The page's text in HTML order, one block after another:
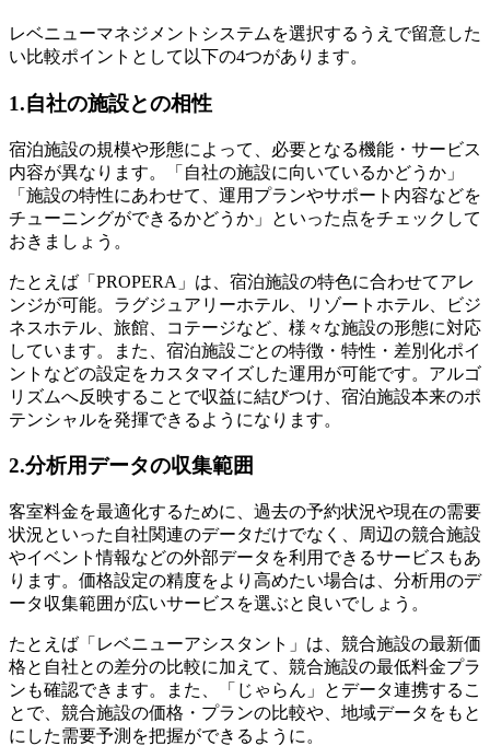
レベニューマネジメントシステムを選択するうえで留意した
い比較ポイントとして以下の4つがあります。
1.自社の施設との相性
宿泊施設の規模や形態によって、必要となる機能・サービス
内容が異なります。「自社の施設に向いているかどうか」
「施設の特性にあわせて、運用プランやサポート内容などを
チューニングができるかどうか」といった点をチェックして
おきましょう。
たとえば「PROPERA」は、宿泊施設の特色に合わせてアレ
ンジが可能。ラグジュアリーホテル、リゾートホテル、ビジ
ネスホテル、旅館、コテージなど、様々な施設の形態に対応
しています。また、宿泊施設ごとの特徴・特性・差別化ポイ
ントなどの設定をカスタマイズした運用が可能です。アルゴ
リズムへ反映することで収益に結びつけ、宿泊施設本来のポ
テンシャルを発揮できるようになります。
2.分析用データの収集範囲
客室料金を最適化するために、過去の予約状況や現在の需要
状況といった自社関連のデータだけでなく、周辺の競合施設
やイベント情報などの外部データを利用できるサービスもあ
ります。価格設定の精度をより高めたい場合は、分析用のデ
ータ収集範囲が広いサービスを選ぶと良いでしょう。
たとえば「レベニューアシスタント」は、競合施設の最新価
格と自社との差分の比較に加えて、競合施設の最低料金プラ
ンも確認できます。また、「じゃらん」とデータ連携するこ
とで、競合施設の価格・プランの比較や、地域データをもと
にした需要予測を把握ができるように。